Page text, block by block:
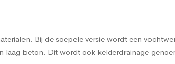
Bij de soepele versie wordt een
laag beton. Dit wordt ook kelderdrainage